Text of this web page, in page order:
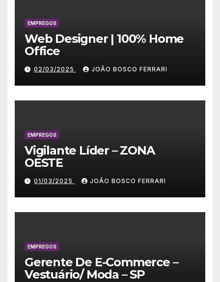
EMPREGOS
Web Designer | 100% Home
Office
02/03/2025 JOÃO BOSCO FERRARI
EMPREGOS
Vigilante Líder – ZONA
OESTE
01/03/2025 JOÃO BOSCO FERRARI
EMPREGOS
Gerente De E-Commerce –
Vestuário/ Moda – SP